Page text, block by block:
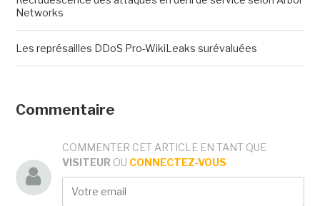
Networks
Les représailles DDoS Pro-WikiLeaks surévaluées
Commentaire
COMMENTER CET ARTICLE EN TANT QUE
VISITEUR OU CONNECTEZ-VOUS